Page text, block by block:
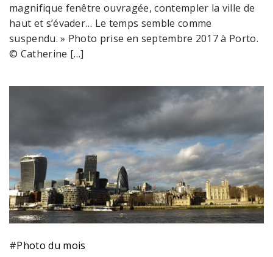
magnifique fenêtre ouvragée, contempler la ville de
haut et s’évader… Le temps semble comme
suspendu. » Photo prise en septembre 2017 à Porto.
© Catherine […]
#Photo du mois